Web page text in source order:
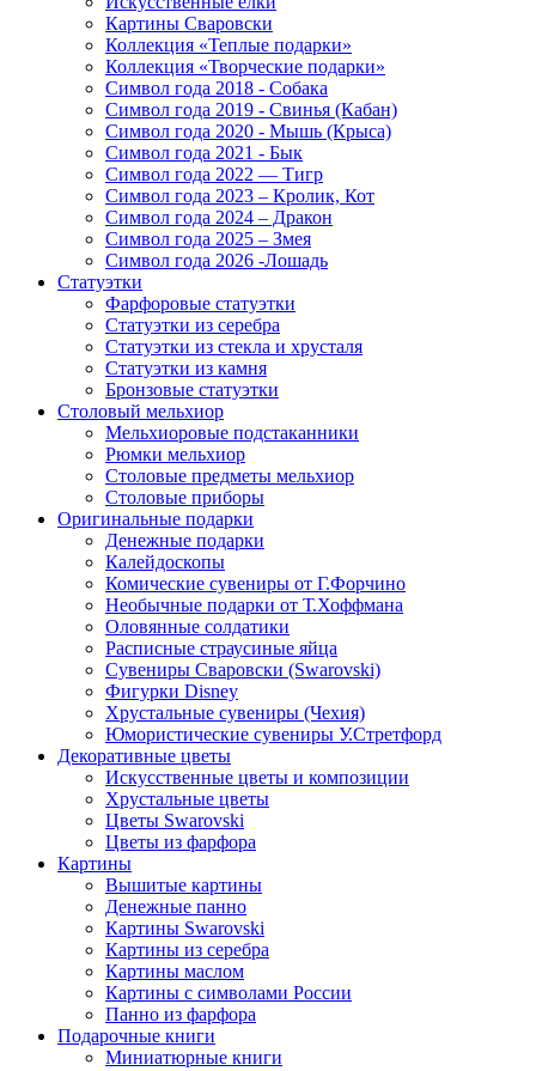
Картины Сваровски
Коллекция «Теплые подарки»
Коллекция «Творческие подарки»
Символ года 2018 - Собака
Символ года 2019 - Свинья (Кабан)
Символ года 2020 - Мышь (Крыса)
Символ года 2021 - Бык
Символ года 2022 — Тигр
Символ года 2023 – Кролик, Кот
Символ года 2024 – Дракон
Символ года 2025 – Змея
Символ года 2026 -Лошадь
Статуэтки
Фарфоровые статуэтки
Статуэтки из серебра
Статуэтки из стекла и хрусталя
Статуэтки из камня
Бронзовые статуэтки
Столовый мельхиор
Мельхиоровые подстаканники
Рюмки мельхиор
Столовые предметы мельхиор
Столовые приборы
Оригинальные подарки
Денежные подарки
Калейдоскопы
Комические сувениры от Г.Форчино
Необычные подарки от Т.Хоффмана
Оловянные солдатики
Расписные страусиные яйца
Сувениры Сваровски (Swarovski)
Фигурки Disney
Хрустальные сувениры (Чехия)
Юмористические сувениры У.Стретфорд
Декоративные цветы
Искусственные цветы и композиции
Хрустальные цветы
Цветы Swarovski
Цветы из фарфора
Картины
Вышитые картины
Денежные панно
Картины Swarovski
Картины из серебра
Картины маслом
Картины с символами России
Панно из фарфора
Подарочные книги
Миниатюрные книги